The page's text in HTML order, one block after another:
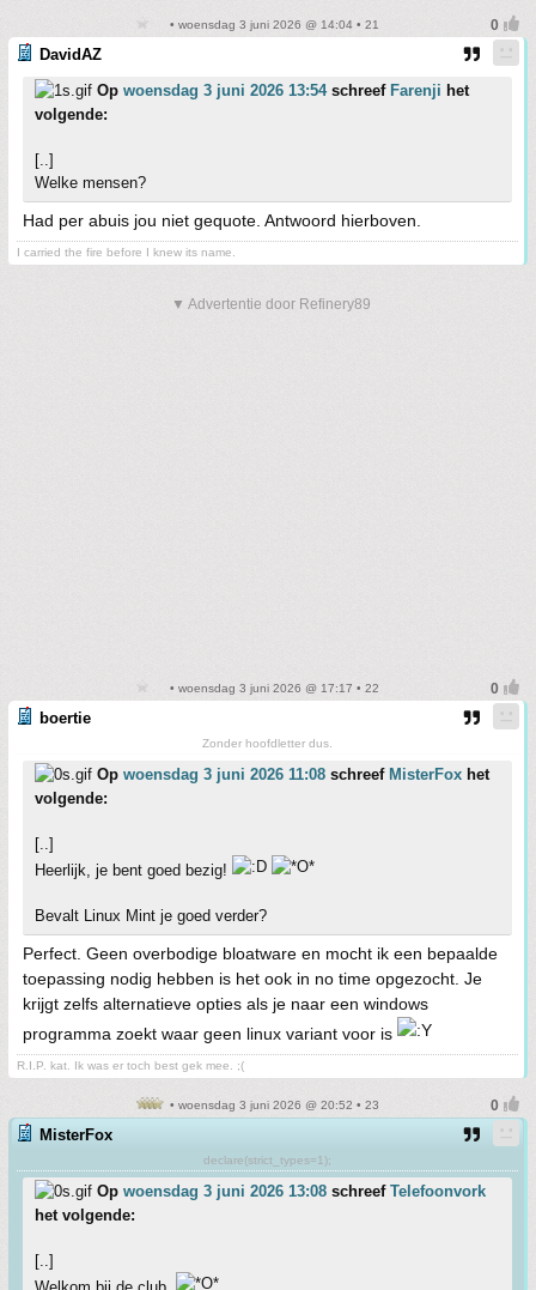
• woensdag 3 juni 2026 @ 14:04 • 21
DavidAZ
Op woensdag 3 juni 2026 13:54schreef Farenji het
volgende:
[..]
Welke mensen?
Had per abuis jou niet gequote. Antwoord hierboven.
I carried the fire before I knew its name.
▼ Advertentie door Refinery89
• woensdag 3 juni 2026 @ 17:17 • 22
boertie
Zonder hoofdletter dus.
Op woensdag 3 juni 2026 11:08 schreef MisterFox het
volgende:
[..]
Heerlijk, je bent goed bezig!
Bevalt Linux Mint je goed verder?
Perfect. Geen overbodige bloatware en mocht ik een bepaalde
toepassing nodig hebben is het ook in no time opgezocht. Je
krijgt zelfs alternatieve opties als je naar een windows
programma zoekt waar geen linux variant voor is
R.I.P. kat. Ik was er toch best gek mee. ;(
• woensdag 3 juni 2026 @ 20:52 • 23
MisterFox
declare(strict_types=1);
Op woensdag 3 juni 2026 13:08 schreef Telefoonvork
het volgende:
[..]